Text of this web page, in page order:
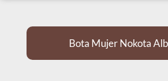
Bota Mujer Nokota